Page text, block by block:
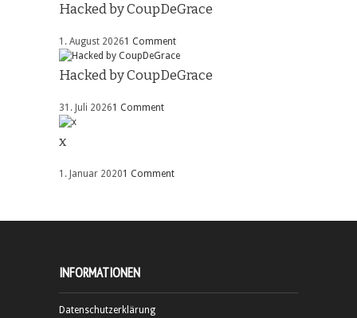
Hacked by CoupDeGrace
1. August 20261 Comment
Hacked by CoupDeGrace
31. Juli 20261 Comment
x
1. Januar 20201 Comment
INFORMATIONEN
Datenschutzerklärung